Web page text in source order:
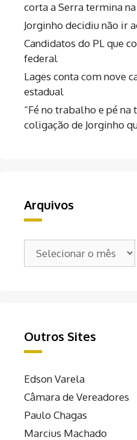
corta a Serra termina
Jorginho decidiu não ir
Candidatos do PL que
federal
Lages conta com nove
estadual
“Fé no trabalho e pé na
coligação de Jorginho
Arquivos
Arquivos
Outros Sites
Edson Varela
Câmara de Vereadores
Paulo Chagas
Marcius Machado